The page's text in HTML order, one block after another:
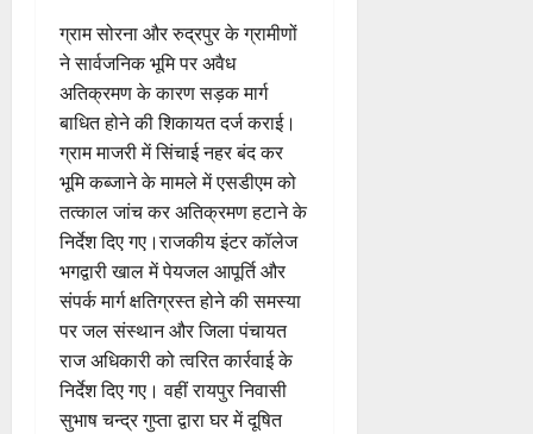
ग्राम सोरना और रुद्रपुर के ग्रामीणों
ने सार्वजनिक भूमि पर अवैध
अतिक्रमण के कारण सड़क मार्ग
बाधित होने की शिकायत दर्ज कराई।
ग्राम माजरी में सिंचाई नहर बंद कर
भूमि कब्जाने के मामले में एसडीएम को
तत्काल जांच कर अतिक्रमण हटाने के
निर्देश दिए गए।राजकीय इंटर कॉलेज
भगद्वारी खाल में पेयजल आपूर्ति और
संपर्क मार्ग क्षतिग्रस्त होने की समस्या
पर जल संस्थान और जिला पंचायत
राज अधिकारी को त्वरित कार्रवाई के
निर्देश दिए गए। वहीं रायपुर निवासी
सुभाष चन्द्र गुप्ता द्वारा घर में दूषित